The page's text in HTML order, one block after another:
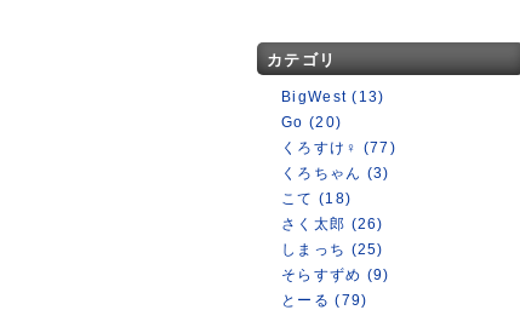
カテゴリ
BigWest (13)
Go (20)
くろすけ♀ (77)
くろちゃん (3)
こて (18)
さく太郎 (26)
しまっち (25)
そらすずめ (9)
とーる (79)